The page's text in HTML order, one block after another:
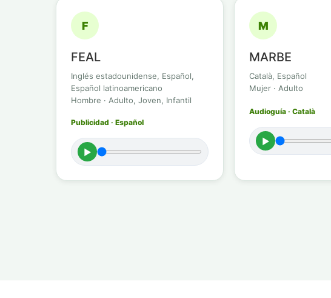
F
FEAL
Inglés estadounidense, Español,
Español latinoamericano
Hombre · Adulto, Joven, Infantil
Publicidad · Español
►
M
MARBE
Català, Español
Mujer · Adulto
Audioguía · Català
►